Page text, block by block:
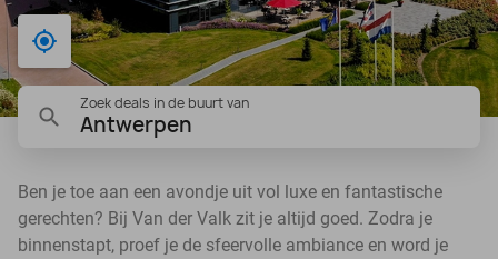
Bij mij in de buurt
Zoek deals in de buurt van
Antwerpen
Ben je toe aan een avondje uit vol luxe en fantastische
gerechten? Bij Van der Valk zit je altijd goed. Zodra je
binnenstapt, proef je de sfeervolle ambiance en word je